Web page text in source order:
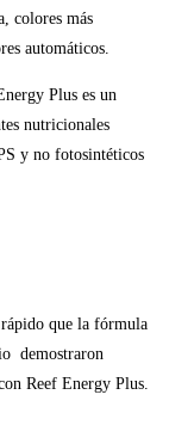
colores más
automáticos.
Plus es un
nutricionales
y no fotosintéticos
rápido que la fórmula
demostraron
Reef Energy Plus.